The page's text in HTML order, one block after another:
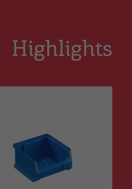
Highlights